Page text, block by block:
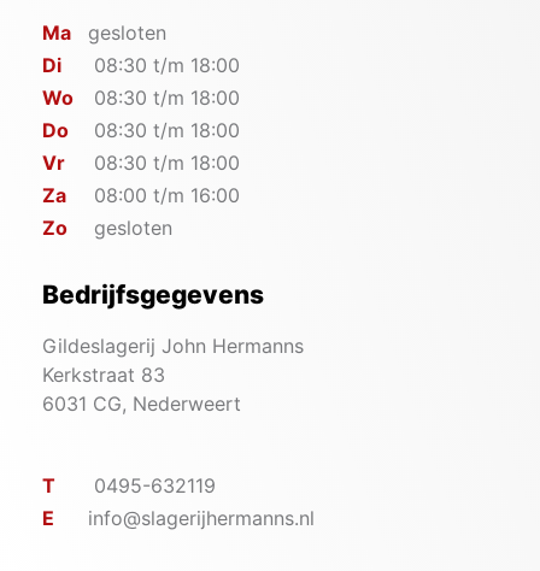
Ma
gesloten
Di
08:30 t/m 18:00
Wo
08:30 t/m 18:00
Do
08:30 t/m 18:00
Vr
08:30 t/m 18:00
Za
08:00 t/m 16:00
Zo
gesloten
Bedrijfsgegevens
Gildeslagerij John Hermanns
Kerkstraat 83
6031 CG, Nederweert
T
0495-632119
E
info@slagerijhermanns.nl